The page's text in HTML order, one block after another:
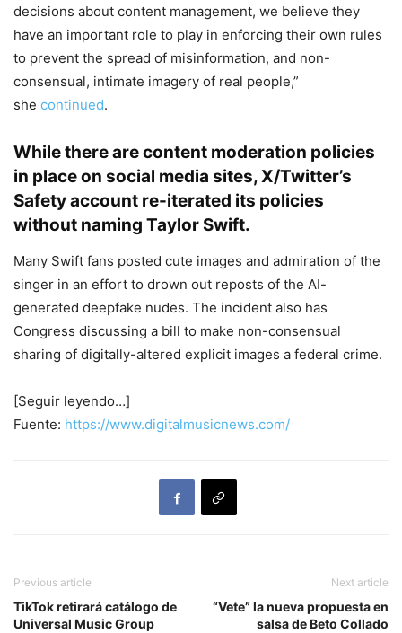
decisions about content management, we believe they
have an important role to play in enforcing their own rules
to prevent the spread of misinformation, and non-
consensual, intimate imagery of real people,”
she continued.
While there are content moderation policies
in place on social media sites, X/Twitter’s
Safety account re-iterated its policies
without naming Taylor Swift.
Many Swift fans posted cute images and admiration of the
singer in an effort to drown out reposts of the AI-
generated deepfake nudes. The incident also has
Congress discussing a bill to make non-consensual
sharing of digitally-altered explicit images a federal crime.
[Seguir leyendo…]
Fuente: https://www.digitalmusicnews.com/
Previous article
TikTok retirará catálogo de
Universal Music Group
Next article
“Vete” la nueva propuesta en
salsa de Beto Collado